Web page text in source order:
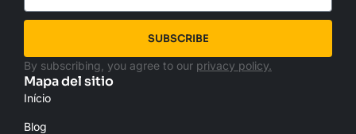
SUBSCRIBE
By subscribing, you agree to our privacy policy.
Mapa del sitio
Início
Blog